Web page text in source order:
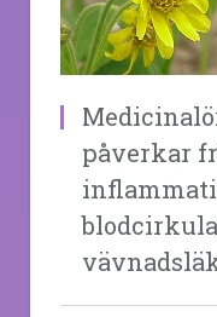
påverkar